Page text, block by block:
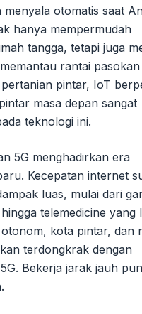
otomatis saat
hanya mempermudah
tangga, tetapi juga
rantai
pintar, IoT
masa depan sangat
teknologi ini.
5G menghadirkan era
Kecepatan internet
luas, mulai dari
telemedicine yang
kota pintar, dan
terdongkrak dengan
Bekerja jarak jauh